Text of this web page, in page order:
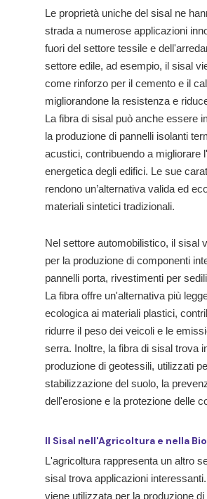
Le proprietà uniche del sisal ne
strada a numerose applicazioni
fuori del settore tessile e
settore edile, ad esempio, il sisal
come rinforzo per il cemento e il
migliorandone la resistenza e
La fibra di sisal può anche essere
la produzione di pannelli isolanti
acustici, contribuendo a migliorare
energetica degli edifici. Le sue
rendono un’alternativa valida ed
materiali sintetici tradizionali.
Nel settore automobilistico, il sisal
per la produzione di componenti
pannelli porta, rivestimenti per
La fibra offre un'alternativa più
ecologica ai materiali plastici,
ridurre il peso dei veicoli e le
serra. Inoltre, la fibra di sisal trova
produzione di geotessili, utilizzati
stabilizzazione del suolo, la
dell'erosione e la protezione delle
Il Sisal nell'Agricoltura e nella
L'agricoltura rappresenta un altro
sisal trova applicazioni
viene utilizzata per la produzione